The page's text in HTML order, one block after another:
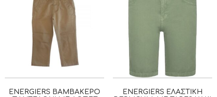
ENERGIERS ΒΑΜΒΑΚΕΡΌ
ENERGIERS ΕΛΑΣΤΙΚΉ